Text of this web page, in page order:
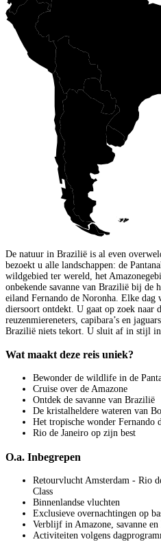
De natuur in Brazilië is al even
bezoekt u alle landschappen: de
wildgebied ter wereld, het
onbekende savanne van Brazilië bij de
eiland Fernando de Noronha. Elke
diersoort ontdekt. U gaat op zoek naar
reuzenmiereneters, capibara’s en
Brazilië niets tekort. U sluit af in stijl in
Wat maakt deze reis uniek?
Bewonder de wildlife in de
Cruise over de Amazone
Ontdek de savanne van Brazilië
De kristalheldere wateren van
Het tropische wonder Fernando
Rio de Janeiro op zijn best
O.a. Inbegrepen
Retourvlucht Amsterdam - Rio
Class
Binnenlandse vluchten
Exclusieve overnachtingen op
Verblijf in Amazone, savanne
Activiteiten volgens